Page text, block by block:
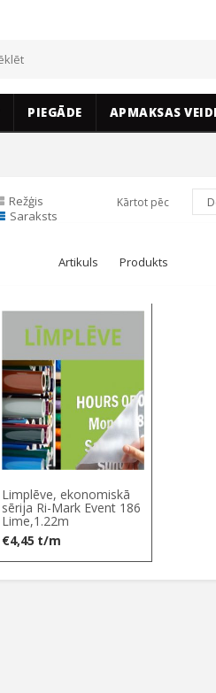
PIEGĀDE APMAKSAS VEIDI
Režģis
Saraksts
Kārtot pēc
Artikuls Produkts
Limplēve, ekonomiskā
sērija Ri-Mark Event 186
Lime,1.22m
€4,45 t/m